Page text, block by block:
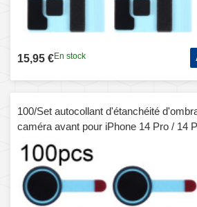
15,95 €En stock
100/Set autocollant d'étanchéité
caméra avant pour iPhone 14 Pro / 14